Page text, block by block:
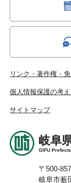
リンク・著作権・
個人情報保護の考
サイトマップ
岐阜
GIFU
〒500-
岐阜市薮